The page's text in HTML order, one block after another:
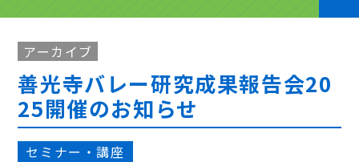
アーカイブ
善光寺バレー研究成果報告会20
25開催のお知らせ
セミナー・講座